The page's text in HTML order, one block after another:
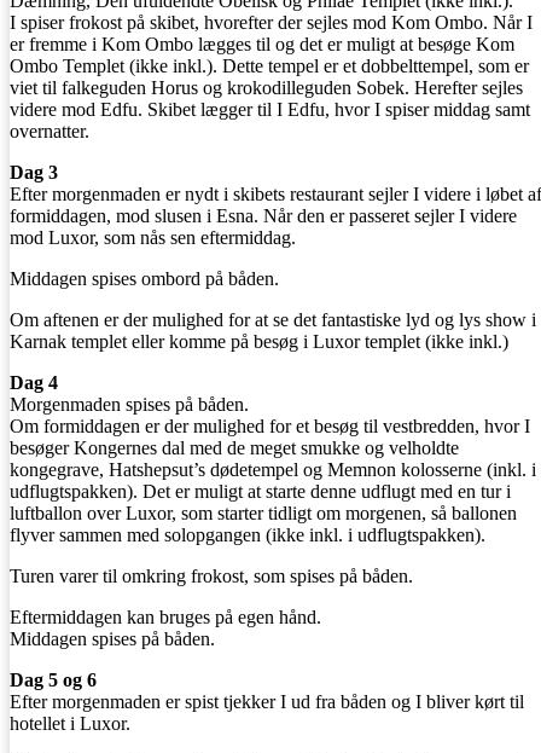
I spiser frokost på skibet, hvorefter der sejles mod Kom Ombo. Når I
er fremme i Kom Ombo lægges til og det er muligt at besøge Kom
Ombo Templet (ikke inkl.). Dette tempel er et dobbelttempel, som er
viet til falkeguden Horus og krokodilleguden Sobek. Herefter sejles
videre mod Edfu. Skibet lægger til I Edfu, hvor I spiser middag samt
overnatter.
Dag 3
Efter morgenmaden er nydt i skibets restaurant sejler I videre i løbet af
formiddagen, mod slusen i Esna. Når den er passeret sejler I videre
mod Luxor, som nås sen eftermiddag.
Middagen spises ombord på båden.
Om aftenen er der mulighed for at se det fantastiske lyd og lys show i
Karnak templet eller komme på besøg i Luxor templet (ikke inkl.)
Dag 4
Morgenmaden spises på båden.
Om formiddagen er der mulighed for et besøg til vestbredden, hvor I
besøger Kongernes dal med de meget smukke og velholdte
kongegrave, Hatshepsut’s dødetempel og Memnon kolosserne (inkl. i
udflugtspakken). Det er muligt at starte denne udflugt med en tur i
luftballon over Luxor, som starter tidligt om morgenen, så ballonen
flyver sammen med solopgangen (ikke inkl. i udflugtspakken).
Turen varer til omkring frokost, som spises på båden.
Eftermiddagen kan bruges på egen hånd.
Middagen spises på båden.
Dag 5 og 6
Efter morgenmaden er spist tjekker I ud fra båden og I bliver kørt til
hotellet i Luxor.